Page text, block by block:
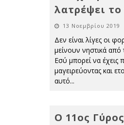
λατρέψει
13 Νοεμβρίου 2019
Δεν είναι λίγες οι
μείνουν νηστικά
Εσύ μπορεί να έχεις
μαγειρεύοντας και
αυτό...
Ο 11ος